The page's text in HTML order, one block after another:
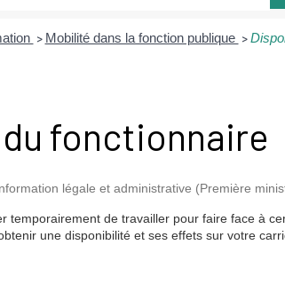
> Mobilité dans la fonction publique >
fonctionnaire
légale et administrative (Première
temporairement de travailler pour faire face à
une disponibilité et ses effets sur votre